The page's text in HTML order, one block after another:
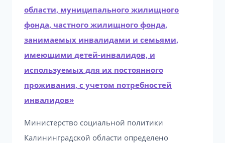
области, муниципального жилищного
фонда, частного жилищного фонда,
занимаемых инвалидами и семьями,
имеющими детей-инвалидов, и
используемых для их постоянного
проживания, с учетом потребностей
инвалидов»
Министерство социальной политики
Калининградской области определено